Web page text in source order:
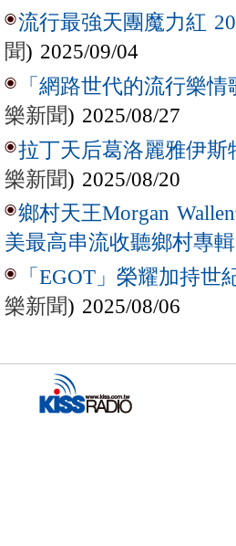
流行最強天團魔力紅
聞) 2025/09/04
「網路世代的流行樂
樂新聞) 2025/08/27
拉丁天后葛洛麗雅伊斯
樂新聞) 2025/08/20
鄉村天王Morgan
美最高串流收聽鄉村專輯
「EGOT」榮耀加持
樂新聞) 2025/08/06